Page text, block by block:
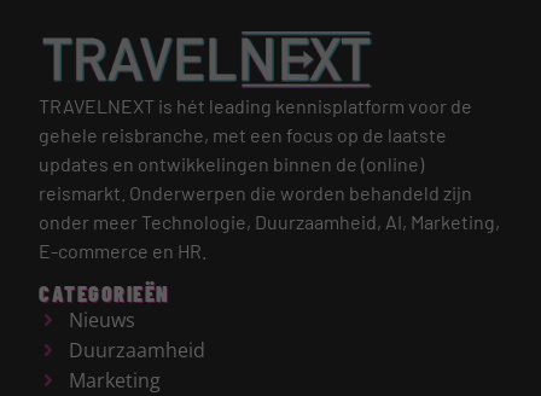
TRAVELNEXT is hét leading kennisplatform voor de
gehele reisbranche, met een focus op de laatste
updates en ontwikkelingen binnen de (online)
reismarkt. Onderwerpen die worden behandeld zijn
onder meer Technologie, Duurzaamheid, AI, Marketing,
E-commerce en HR.
CATEGORIEËN
Nieuws
Duurzaamheid
Marketing